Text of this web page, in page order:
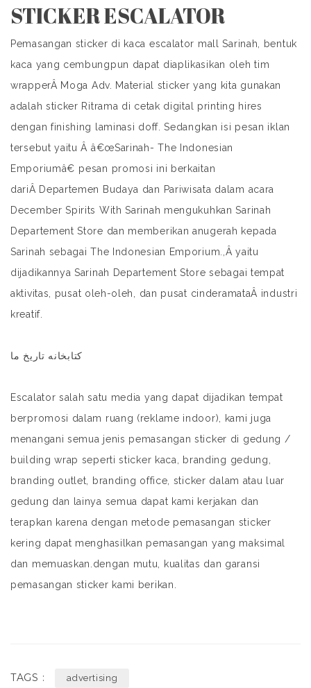
STICKER ESCALATOR
Pemasangan sticker di kaca escalator mall Sarinah, bentuk
kaca yang cembungpun dapat diaplikasikan oleh tim
wrapperÂ Moga Adv.
Material sticker yang kita gunakan
adalah sticker Ritrama di cetak digital printing hires
dengan finishing laminasi doff. Sedangkan isi pesan iklan
tersebut yaitu Â â€œSarinah- The Indonesian
Emporiumâ€ pesan promosi ini berkaitan
dariÂ Departemen Budaya dan Pariwisata dalam acara
December Spirits With Sarinah mengukuhkan Sarinah
Departement Store dan memberikan anugerah kepada
Sarinah sebagai The Indonesian Emporium.,Â yaitu
dijadikannya Sarinah Departement Store sebagai tempat
aktivitas, pusat oleh-oleh, dan pusat cinderamataÂ industri
kreatif.
کتابخانه تاریخ ما
Escalator salah satu media yang dapat dijadikan tempat
berpromosi dalam ruang (reklame indoor), kami juga
menangani semua jenis pemasangan sticker di gedung /
building wrap seperti sticker kaca, branding gedung,
branding outlet, branding office, sticker dalam atau luar
gedung dan lainya semua dapat kami kerjakan dan
terapkan karena dengan metode pemasangan sticker
kering dapat menghasilkan pemasangan yang maksimal
dan memuaskan.dengan mutu, kualitas dan garansi
pemasangan sticker kami berikan.
TAGS : advertising